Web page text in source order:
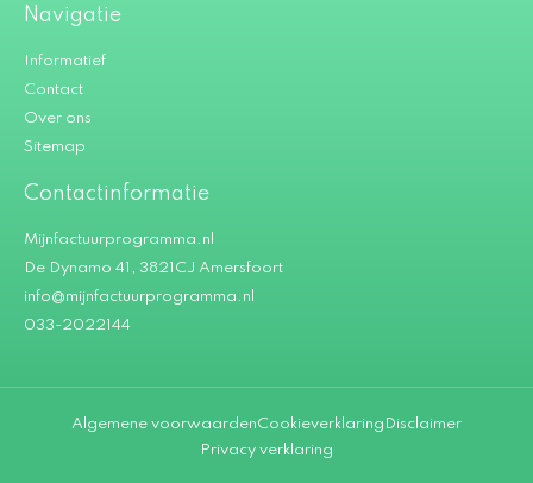
Navigatie
Informatief
Contact
Over ons
Sitemap
Contactinformatie
Mijnfactuurprogramma.nl
De Dynamo 41, 3821CJ Amersfoort
info@mijnfactuurprogramma.nl
033-2022144
Algemene voorwaardenCookieverklaring Disclaimer
Privacy verklaring